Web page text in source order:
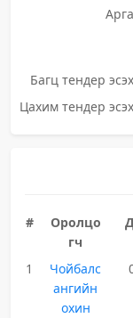
Арга
Багц тендер эсэх
Цахим тендер эсэх
#
Оролцо
гч
1
Чойбалс
ангийн
охин